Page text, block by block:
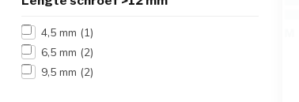
4,5 mm (1)
6,5 mm (2)
9,5 mm (2)